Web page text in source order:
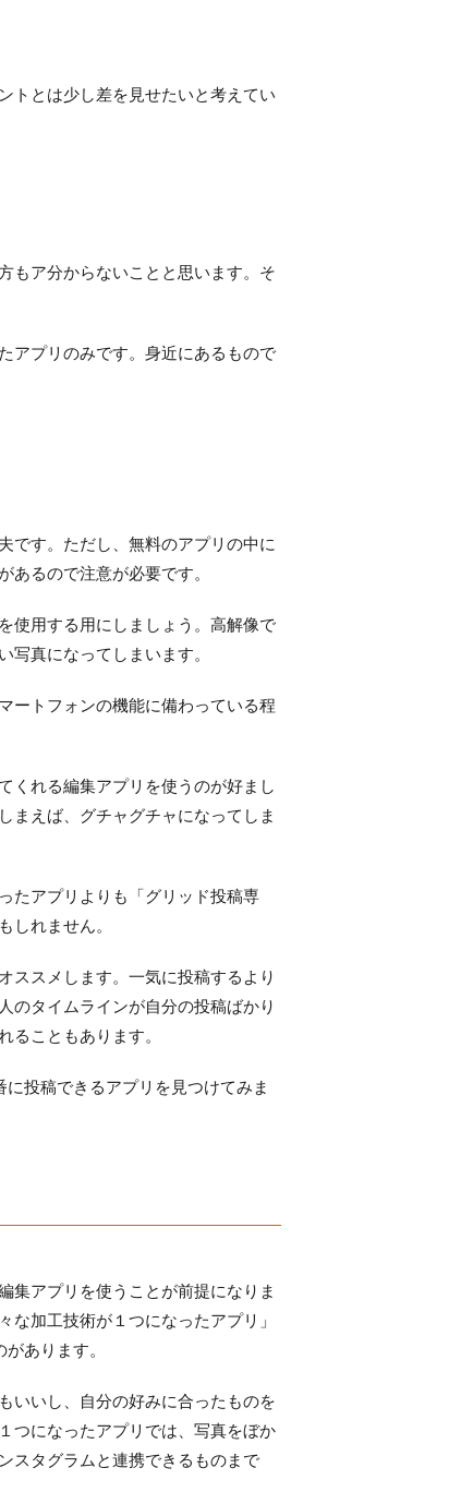
トとは少し差を見せたいと考えてい
もア分からないことと思います。そ
アプリのみです。身近にあるもので
です。ただし、無料のアプリの中に
るので注意が必要です。
使用する用にしましょう。高解像で
真になってしまいます。
ートフォンの機能に備わっている程
くれる編集アプリを使うのが好まし
まえば、グチャグチャになってしま
たアプリよりも「グリッド投稿専
れません。
ススメします。一気に投稿するより
のタイムラインが自分の投稿ばかり
こともあります。
投稿できるアプリを見つけてみま
集アプリを使うことが前提になりま
加工技術が１つになったアプリ」
あります。
いいし、自分の好みに合ったものを
つになったアプリでは、写真をぼか
スタグラムと連携できるものまで